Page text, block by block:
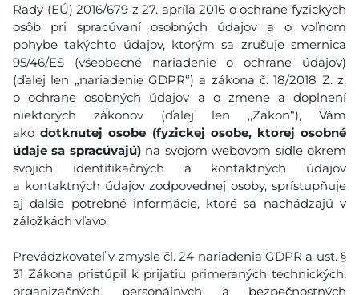
Rady (EÚ) 2016/679 z 27. apríla 2016 o ochrane fyzických
osôb pri spracúvaní osobných údajov a o voľnom
pohybe takýchto údajov, ktorým sa zrušuje smernica
95/46/ES (všeobecné nariadenie o ochrane údajov)
(ďalej len „nariadenie GDPR“) a zákona č. 18/2018 Z. z.
o ochrane osobných údajov a o zmene a doplnení
niektorých zákonov (ďalej len ,,Zákon“), Vám
akodotknutej osobe (fyzickej osobe, ktorej osobné
údaje sa spracúvajú)na svojom webovom sídle okrem
svojich identifikačných a kontaktných údajov
a kontaktných údajov zodpovednej osoby, sprístupňuje
aj ďalšie potrebné informácie, ktoré sa nachádzajú v
záložkách vľavo.
Prevádzkovateľ v zmysle čl. 24 nariadenia GDPR a ust. §
31 Zákona pristúpil k prijatiu primeraných technických,
organizačných, personálnych a bezpečnostných